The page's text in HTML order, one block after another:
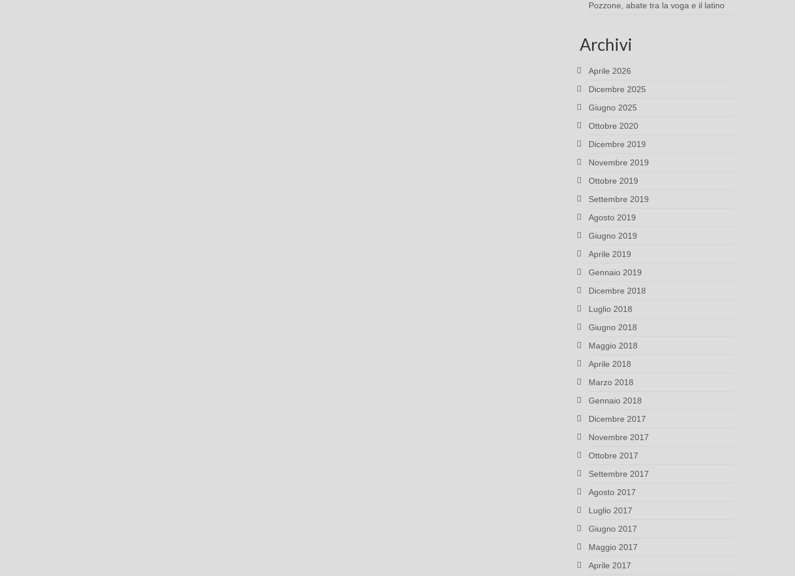
Pozzone, abate tra la voga e il latino
Archivi
Aprile 2026
Dicembre 2025
Giugno 2025
Ottobre 2020
Dicembre 2019
Novembre 2019
Ottobre 2019
Settembre 2019
Agosto 2019
Giugno 2019
Aprile 2019
Gennaio 2019
Dicembre 2018
Luglio 2018
Giugno 2018
Maggio 2018
Aprile 2018
Marzo 2018
Gennaio 2018
Dicembre 2017
Novembre 2017
Ottobre 2017
Settembre 2017
Agosto 2017
Luglio 2017
Giugno 2017
Maggio 2017
Aprile 2017